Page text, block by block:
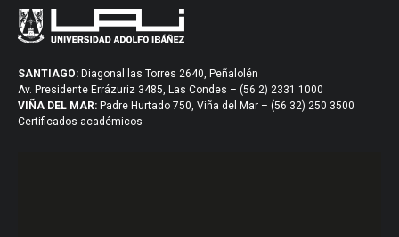
SANTIAGO: Diagonal las Torres 2640, Peñalolén
Av. Presidente Errázuriz 3485, Las Condes – (56 2) 2331 1000
VIÑA DEL MAR: Padre Hurtado 750, Viña del Mar – (56 32) 250 3500
Certificados académicos